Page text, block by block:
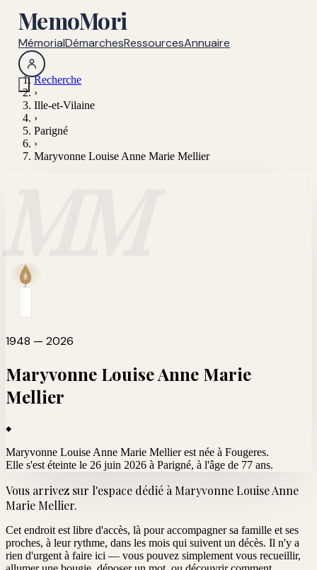
MemoMori
MémorialDémarchesRessourcesAnnuaire
Recherche
›
Ille-et-Vilaine
›
Parigné
›
Maryvonne Louise Anne Marie Mellier
1948 — 2026
Maryvonne Louise Anne Marie
Mellier
Maryvonne Louise Anne Marie Mellier est née à Fougeres.
Elle s'est éteinte le 26 juin 2026 à Parigné, à l'âge de 77 ans.
Vous arrivez sur l'espace dédié à Maryvonne Louise Anne
Marie Mellier.
Cet endroit est libre d'accès, là pour accompagner sa famille et ses
proches, à leur rythme, dans les mois qui suivent un décès. Il n'y a
rien d'urgent à faire ici — vous pouvez simplement vous recueillir,